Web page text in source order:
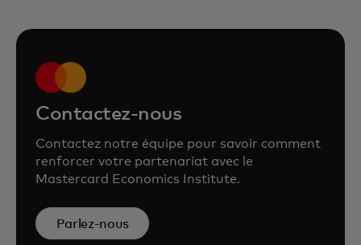
Contactez-nous
Contactez notre équipe pour savoir comment
renforcer votre partenariat avec le
Mastercard Economics Institute.
Parlez-nous